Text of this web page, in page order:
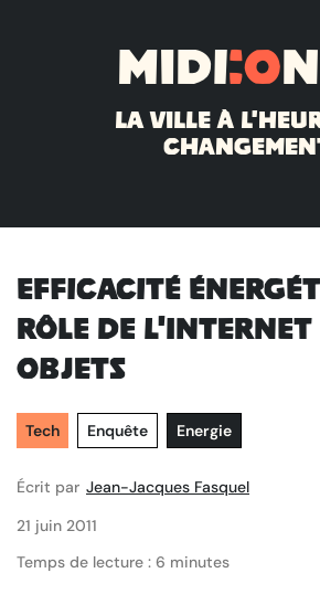
Midi:o
La ville à
Efficacité
rôle de l'Internet
Objets
Tech Enquête Energie
Écrit par Jean-Jacques Fasquel
21 juin 2011
Temps de lecture : 6 minutes